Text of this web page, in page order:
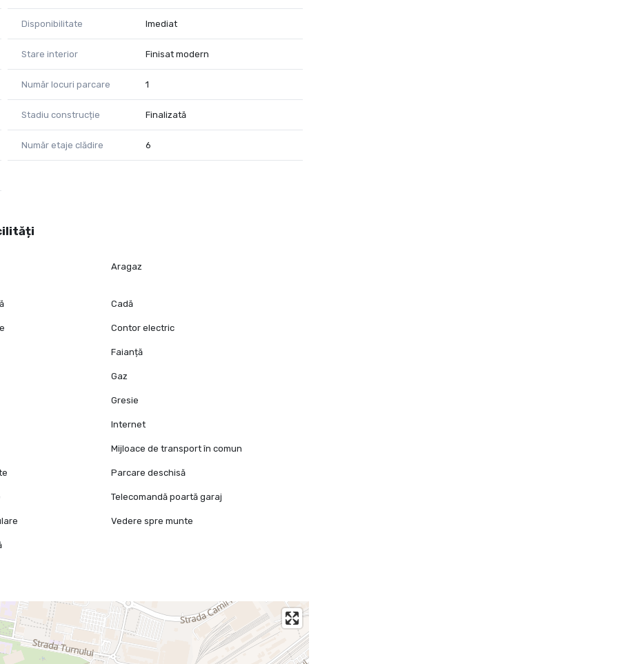
Disponibilitate Imediat
Stare interior Finisat modern
Număr locuri parcare 1
Stadiu construcție Finalizată
Număr etaje clădire 6
Aragaz
Cadă
Contor electric
Faianță
Gaz
Gresie
Internet
Mijloace de transport în comun
Parcare deschisă
Telecomandă poartă garaj
Vedere spre munte